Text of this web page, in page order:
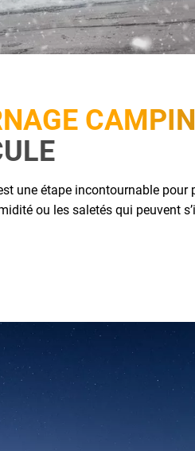
une étape incontournable
ou les saletés qui peuvent